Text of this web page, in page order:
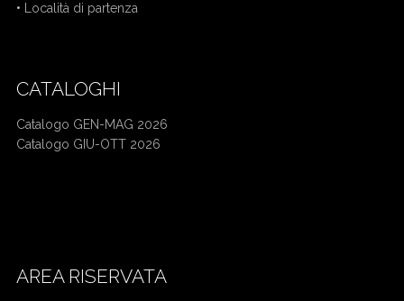
• Località di partenza
CATALOGHI
Catalogo GEN-MAG 2026
Catalogo GIU-OTT 2026
AREA RISERVATA